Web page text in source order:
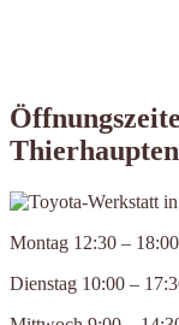
Thierhaupten
Montag 12:30 –
Dienstag 10:00 –